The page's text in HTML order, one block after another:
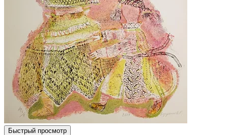
Быстрый просмотр